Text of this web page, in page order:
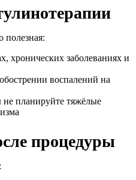
полезная:
хронических заболеваниях и
воспалений на
планируйте тяжёлые
процедуры